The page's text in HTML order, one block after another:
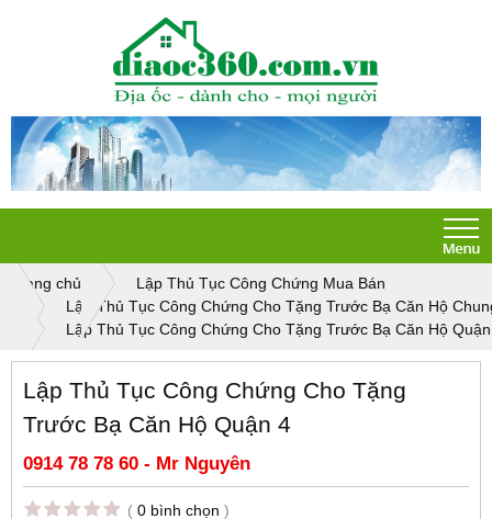
Trang chủ
Lập Thủ Tục Công Chứng Mua Bán
Lập Thủ Tục Công Chứng Cho Tặng Trước Bạ Căn Hộ
Lập Thủ Tục Công Chứng Cho Tặng Trước Bạ Căn Hộ
Lập Thủ Tục Công Chứng Cho Tặng
Trước Bạ Căn Hộ Quận 4
0914 78 78 60 - Mr Nguyên
( 0 bình chọn )